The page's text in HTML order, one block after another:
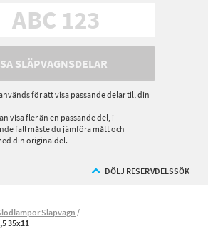
SLÄPVAGNSDELAR
för att visa passande delar till din
visa fler än en passande del, i
fall måste du jämföra mått och
din originaldel.
DÖLJ RESERVDELSSÖK
Släpvagn
35x11